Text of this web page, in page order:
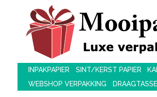
INPAKPAPIER SINT/KERST PAPIER
WEBSHOP VERPAKKING